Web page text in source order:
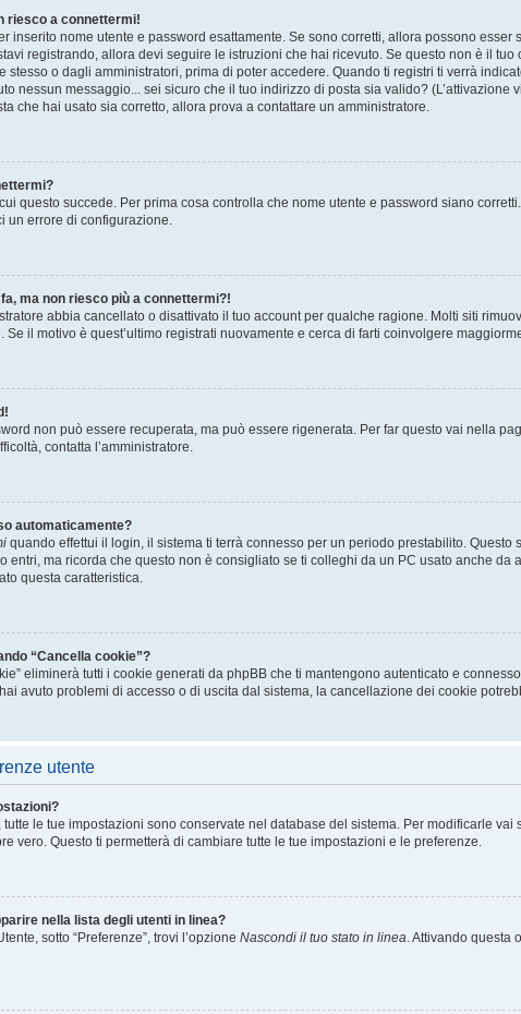
riesco a connettermi!
inserito nome utente e password esattamente. Se sono corretti, allora possono
registrando, allora devi seguire le istruzioni che hai ricevuto. Se questo non è il
stesso o dagli amministratori, prima di poter accedere. Quando ti registri ti verrà
nessun messaggio... sei sicuro che il tuo indirizzo di posta sia valido?
che hai usato sia corretto, allora prova a contattare un amministratore.
questo succede. Per prima cosa controlla che nome utente e password siano
un errore di configurazione.
ma non riesco più a connettermi?!
abbia cancellato o disattivato il tuo account per qualche ragione. Molti siti
il motivo è quest’ultimo registrati nuovamente e cerca di farti coinvolgere
non può essere recuperata, ma può essere rigenerata. Per far questo vai nella
contatta l’amministratore.
automaticamente?
quando effettui il login, il sistema ti terrà connesso per un periodo prestabilito.
entri, ma ricorda che questo non è consigliato se ti colleghi da un PC usato anche
questa caratteristica.
“Cancella cookie”?
eliminerà tutti i cookie generati da phpBB che ti mantengono autenticato e
avuto problemi di accesso o di uscita dal sistema, la cancellazione dei cookie
utente
le tue impostazioni sono conservate nel database del sistema. Per modificarle
vero. Questo ti permetterà di cambiare tutte le tue impostazioni e le preferenze.
nella lista degli utenti in linea?
sotto “Preferenze”, trovi l’opzione Nascondi il tuo stato in linea . Attivando